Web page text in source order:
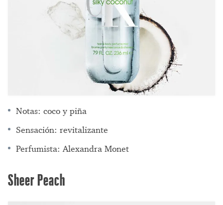
Notas: coco y piña
Sensación: revitalizante
Perfumista: Alexandra Monet
Sheer Peach